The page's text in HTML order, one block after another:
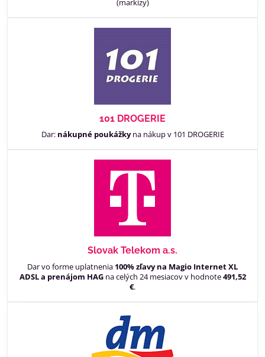
(markízy)
101 DROGERIE
Dar: nákupné poukážkyna nákup v 101 DROGERIE
Slovak Telekom a.s.
Dar vo forme uplatnenia 100% zľavy na Magio Internet XL
ADSL a prenájom HAGna celých 24 mesiacov v hodnote491,52
€.